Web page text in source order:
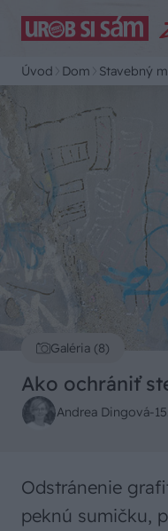
Úvod Dom Stavebný
Galéria (8)
Ako ochrániť
Andrea Dingová-
Odstránenie
peknú sumičku,